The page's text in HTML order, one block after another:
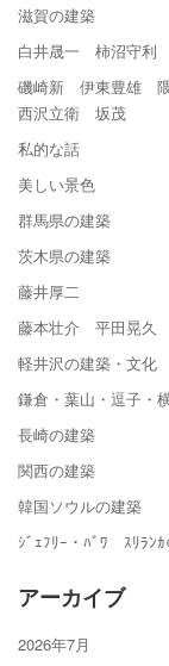
滋賀の建築
白井晟一 柿沼守利
磯崎新 伊東豊雄
西沢立衛 坂茂
私的な話
美しい景色
群馬県の建築
茨木県の建築
藤井厚二
藤本壮介 平田晃
軽井沢の建築・文化
鎌倉・葉山・逗子・
長崎の建築
関西の建築
韓国ソウルの建築
ｼﾞｪﾌﾘｰ・ﾊﾞﾜ ｽﾘﾗﾝｶ
アーカイブ
2026年7月